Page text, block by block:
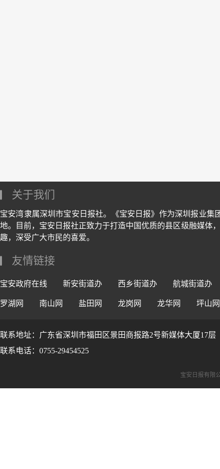
关于我们
宝安湾隶属深圳市宝安日报社。《宝安日报》作为深圳报业
地。目前，宝安日报社正致力于打造中国优质的县区级融媒体
趣，深受广大市民的喜爱。
友情链接
宝安政府在线 新安街道办 西乡街道办 航城街道办
罗湖网 南山网 盐田网 龙岗网 龙华网 坪山网
联系地址：广东省深圳市福田区景田商报路2号新媒体大厦17层
联系电话：0755-29454525
宝安日报有限